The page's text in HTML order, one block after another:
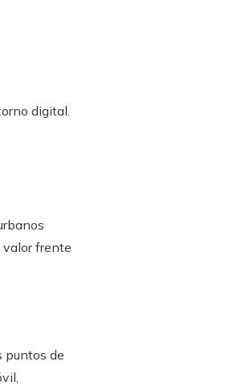
digital.
valor frente
puntos de